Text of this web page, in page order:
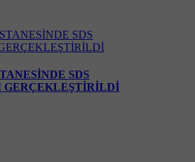
SDS
GERÇEKLEŞTİRİLDİ